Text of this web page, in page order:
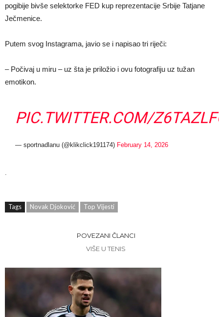
argentinsku zvijezdu
pogibije bivše selektorke FED kup reprezentacije Srbije Tatjane
Ječmenice.
Putem svog Instagrama, javio se i napisao tri riječi:
– Počivaj u miru – uz šta je priložio i ovu fotografiju uz tužan
emotikon.
PIC.TWITTER.COM/
— sportnadlanu (@klikclick191174) February 14, 2026
.
Tags Novak Djoković Top Vijesti
POVEZANI ČLANCI
VIŠE U TENIS